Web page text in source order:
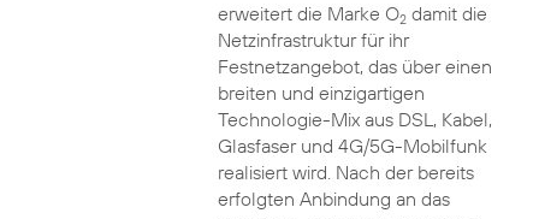
erweitert die Marke O2damit die
Netzinfrastruktur für ihr
Festnetzangebot, das über einen
breiten und einzigartigen
Technologie-Mix aus DSL, Kabel,
Glasfaser und 4G/5G-Mobilfunk
realisiert wird. Nach der bereits
erfolgten Anbindung an das